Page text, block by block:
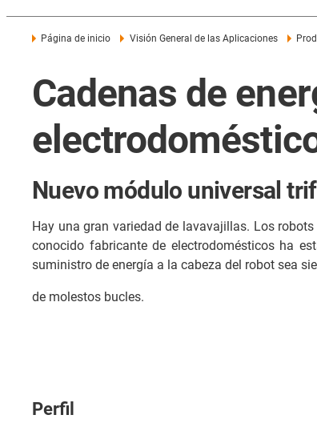
Página de inicio Visión General de las Aplicaciones
Cadenas de
Nuevo módulo universal
Hay una gran variedad de lavavajillas. Los
conocido fabricante de electrodomésticos ha
suministro de energía a la cabeza del robot sea
de molestos bucles.
Perfil